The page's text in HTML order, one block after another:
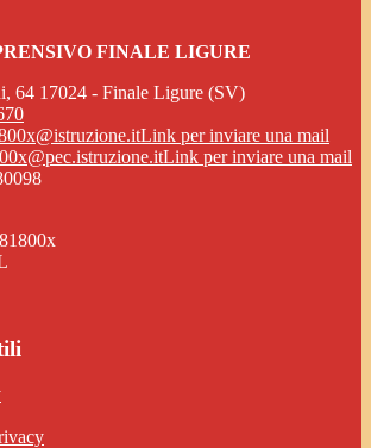
FINALE LIGURE
64 17024 - Finale Ligure (SV)
Link per inviare una mail
Link per inviare una mail